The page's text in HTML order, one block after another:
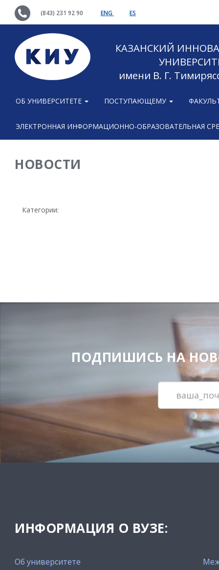
(843) 231 92 90 ENG ES
КАЗАНСКИЙ
имени В. Г.
ОБ УНИВЕРСИТЕТЕ ПОСТУПАЮЩЕМУ
ЭЛЕКТРОННАЯ ИНФОРМАЦИОННО-ОБРАЗОВАТЕЛЬНАЯ
НОВОСТИ
Категории:
ПОДПИШИСЬ НА
ИНФОРМАЦИЯ О ВУЗЕ:
Об университете